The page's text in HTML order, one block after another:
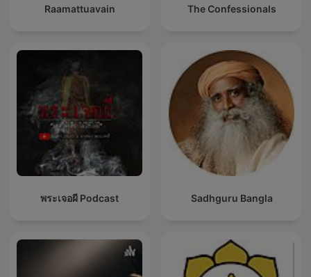
Raamattuavain The Confessionals
พระเจอผี Podcast Sadhguru Bangla